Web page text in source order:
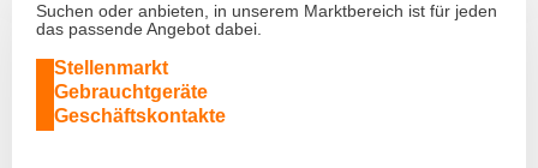
Suchen oder anbieten, in unserem Marktbereich ist für jeden
das passende Angebot dabei.
Stellenmarkt
Gebrauchtgeräte
Geschäftskontakte